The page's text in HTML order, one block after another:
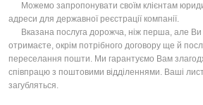
Можемо запропонувати своїм клієнтам
адреси для державної реєстрації компанії.
Вказана послуга дорожча, ніж перша, але Ви
отримаєте, окрім потрібного договору ще й
переселання пошти. Ми гарантуємо Вам
співпрацю з поштовими відділеннями. Ваші
загубляться.